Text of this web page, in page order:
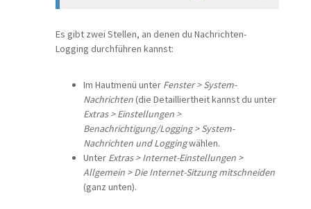
Es gibt zwei Stellen, an denen du Nachrichten-
Logging durchführen kannst:
Im Hautmenü unter Fenster > System-
Nachrichten(die Detailliertheit kannst du unter
Extras > Einstellungen >
Benachrichtigung/Logging > System-
Nachrichten und Loggingwählen.
Unter Extras > Internet-Einstellungen >
Allgemein > Die Internet-Sitzung mitschneiden
(ganz unten).